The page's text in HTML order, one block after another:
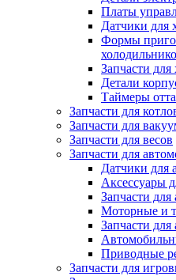
Платы
Датчики для
Формы
Запчасти
Детали
Таймеры
Запчасти для
Запчасти для
Запчасти для весов
Запчасти для
Датчики для
Аксессуары
Запчасти
Моторные и
Запчасти для
Приводные
Запчасти для